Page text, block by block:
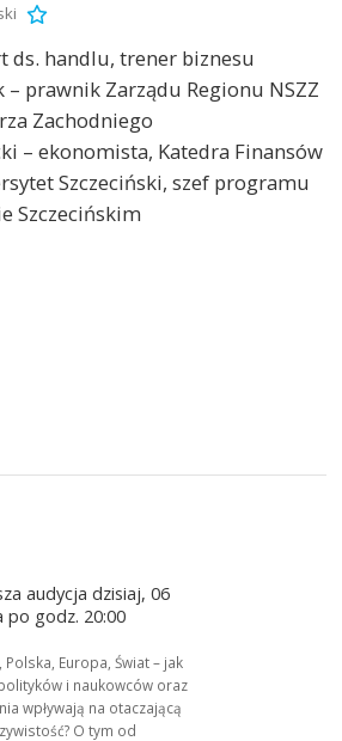
ds. handlu, trener biznesu
– prawnik Zarządu Regionu NSZZ
Zachodniego
– ekonomista, Katedra Finansów
Szczeciński, szef programu
Szczecińskim
audycja dzisiaj, 06
po godz. 20:00
Polska, Europa, Świat – jak
i naukowców oraz
wpływają na otaczającą
O tym od